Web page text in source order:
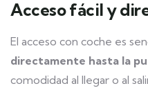
Acceso fácil y
El acceso con coche es
directamente hasta la
comodidad al llegar o al